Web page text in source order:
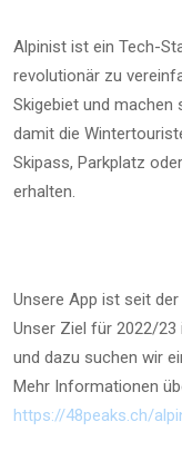
Alpinist ist ein Tech-
revolutionär zu
Skigebiet und machen
damit die
Skipass, Parkplatz
erhalten.
Unsere App ist seit
Unser Ziel für 2022/23
und dazu suchen wir
Mehr Informationen
https://48peaks.ch/